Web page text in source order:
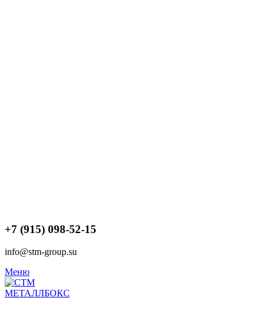
+7 (915) 098-52-15
info@stm-group.su
Меню